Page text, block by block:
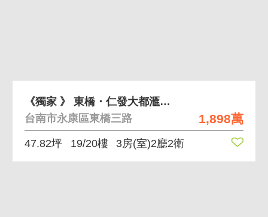
1,898萬
《獨家 》 東橋・仁發大都滙無印風三房平車
台南市永康區東橋三路
47.82坪 19/20樓 3房(室)2廳2衛